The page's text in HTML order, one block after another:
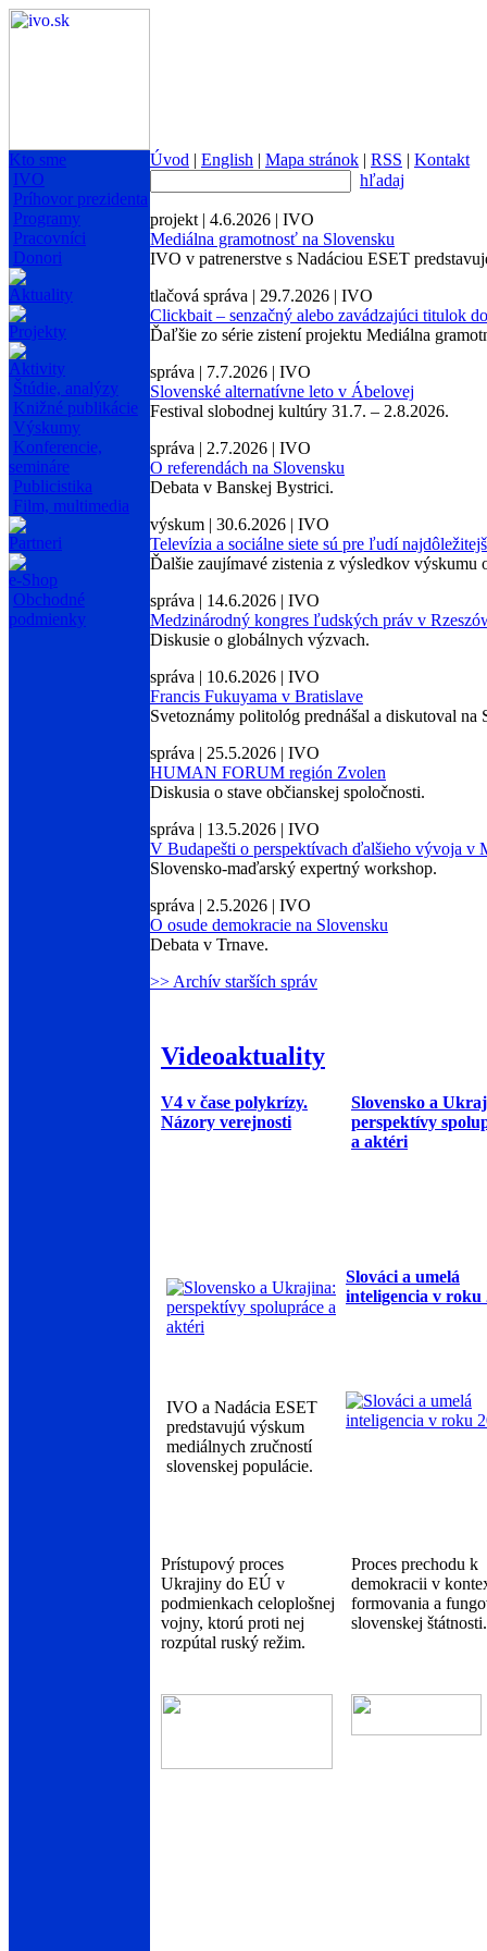
Kto sme
IVO
Príhovor prezidenta
Programy
Pracovníci
Donori
Aktuality
Projekty
Aktivity
Štúdie, analýzy
Knižné publikácie
Výskumy
Konferencie,
semináre
Publicistika
Film, multimedia
Partneri
e-Shop
Obchodné
podmienky
Úvod | English | Mapa stránok | RSS | Kontakt
hľadaj
projekt | 4.6.2026 | IVO
Mediálna gramotnosť na Slovensku
IVO v patrenerstve s Nadáciou ESET
tlačová správa | 29.7.2026 | IVO
Clickbait – senzačný alebo zavádzajúci titulok
Ďaľšie zo série zistení projektu Mediálna
správa | 7.7.2026 | IVO
Slovenské alternatívne leto v Ábelovej
Festival slobodnej kultúry 31.7. – 2.8.2026.
správa | 2.7.2026 | IVO
O referendách na Slovensku
Debata v Banskej Bystrici.
výskum | 30.6.2026 | IVO
Televízia a sociálne siete sú pre ľudí
Ďalšie zaujímavé zistenia z výsledkov výskumu
správa | 14.6.2026 | IVO
Medzinárodný kongres ľudských práv v
Diskusie o globálnych výzvach.
správa | 10.6.2026 | IVO
Francis Fukuyama v Bratislave
Svetoznámy politológ prednášal a diskutoval na
správa | 25.5.2026 | IVO
HUMAN FORUM región Zvolen
Diskusia o stave občianskej spoločnosti.
správa | 13.5.2026 | IVO
V Budapešti o perspektívach ďalšieho vývoja v
Slovensko-maďarský expertný workshop.
správa | 2.5.2026 | IVO
O osude demokracie na Slovensku
Debata v Trnave.
>> Archív starších správ
Videoaktuality
V4 v čase polykrízy.
Názory verejnosti
Slovensko a
perspektívy
a aktéri
Slováci a umelá
inteligencia v roku
IVO a Nadácia ESET
predstavujú výskum
mediálnych zručností
slovenskej populácie.
Prístupový proces
Ukrajiny do EÚ v
podmienkach celoplošnej
vojny, ktorú proti nej
rozpútal ruský režim.
Proces prechodu k
demokracii v
formovania a
slovenskej štátnosti.